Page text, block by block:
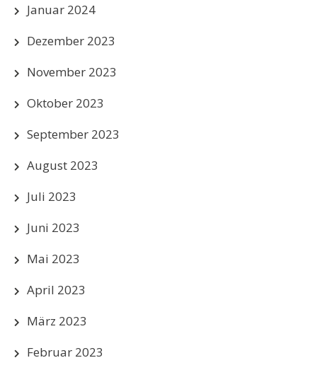
Januar 2024
Dezember 2023
November 2023
Oktober 2023
September 2023
August 2023
Juli 2023
Juni 2023
Mai 2023
April 2023
März 2023
Februar 2023